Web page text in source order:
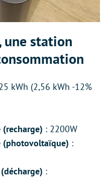
une station
kWh (2,56 kWh -12%
(recharge) : 2200W
(photovoltaïque) :
: